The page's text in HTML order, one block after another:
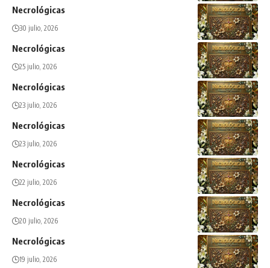
Necrológicas
30 julio, 2026
Necrológicas
25 julio, 2026
Necrológicas
23 julio, 2026
Necrológicas
23 julio, 2026
Necrológicas
22 julio, 2026
Necrológicas
20 julio, 2026
Necrológicas
19 julio, 2026